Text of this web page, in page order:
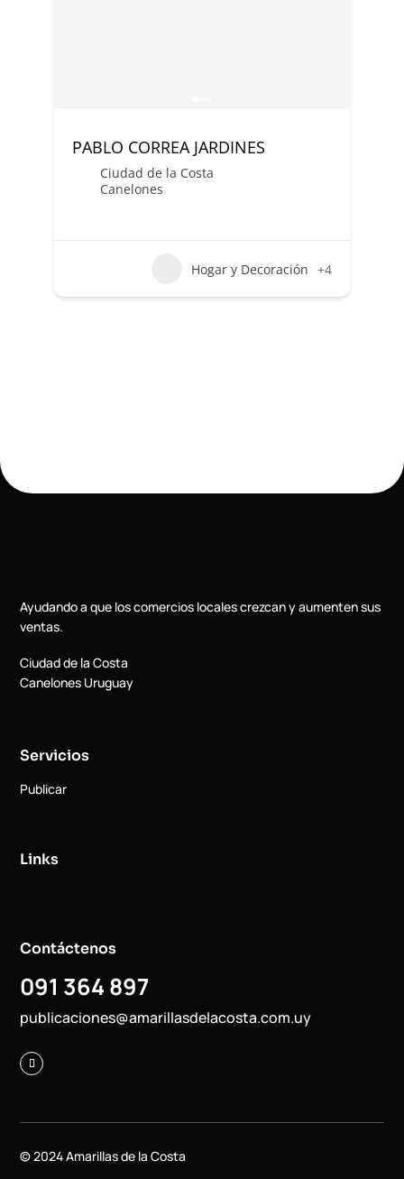
PABLO CORREA JARDINES
Ciudad de la Costa
Canelones
Hogar y Decoración +4
Ayudando a que los comercios locales crezcan y aumenten sus
ventas.
Ciudad de la Costa
Canelones Uruguay
Servicios
Publicar
Links
Contáctenos
091 364 897
publicaciones@amarillasdelacosta.com.uy
© 2024 Amarillas de la Costa